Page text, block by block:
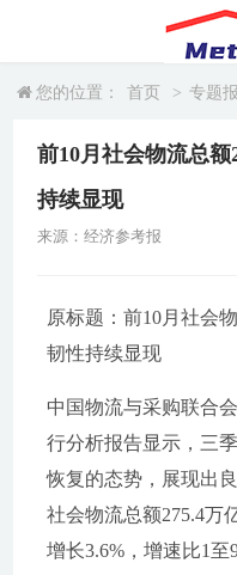
您的位置： 首页 > 专题
前10月社会物流总
持续显现
来源：经济参考报
原标题：前10月社会
韧性持续显现
中国物流与采购联合
行分析报告显示，三
恢复的态势，展现出
社会物流总额275.4万
增长3.6%，增速比1